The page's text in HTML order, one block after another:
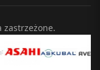
zastrzeżone.